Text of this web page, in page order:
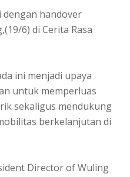
handover
6) di Cerita Rasa
ini menjadi upaya
untuk memperluas
sekaligus mendukung
berkelanjutan di
Director of Wuling